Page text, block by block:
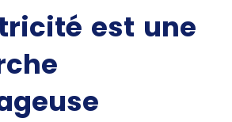
est une